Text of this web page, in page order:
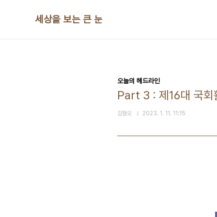
세상을 보는 큰 눈
오늘의 헤드라인
Part 3 : 제16대 국회
김형오 2023. 1. 11. 11:15